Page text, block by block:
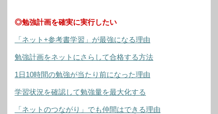
◎勉強計画を確実に実行したい
「ネット+参考書学習」が最強になる理由
勉強計画をネットにさらして合格する方法
1日10時間の勉強が当たり前になった理由
学習状況を確認して勉強量を最大化する
「ネットのつながり」でも仲間はできる理由